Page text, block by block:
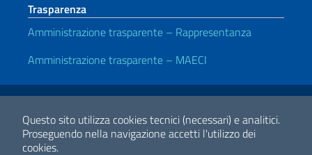
Questo sito utilizza cookies tecnici (necessari) e analitici.
Proseguendo nella navigazione accetti l'utilizzo dei
cookies.
Trasparenza
Amministrazione trasparente – Rappresentanza
Amministrazione trasparente – MAECI
Link Utili